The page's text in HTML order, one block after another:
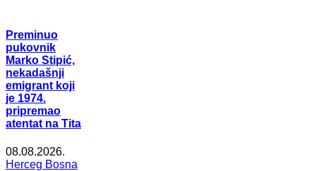
Preminuo
pukovnik
Marko Stipić,
nekadašnji
emigrant koji
je 1974.
pripremao
atentat na Tita
08.08.2026.
Herceg Bosna